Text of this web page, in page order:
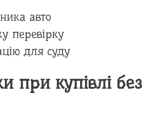
авто
перевірку
для суду
при купівлі без